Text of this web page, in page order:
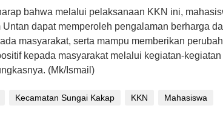
bahwa melalui pelaksanaan KKN ini,
Untan dapat memperoleh pengalaman berharga
masyarakat, serta mampu memberikan
kepada masyarakat melalui kegiatan-kegiatan
(Mk/Ismail)
Kecamatan Sungai Kakap KKN
Mahasiswa